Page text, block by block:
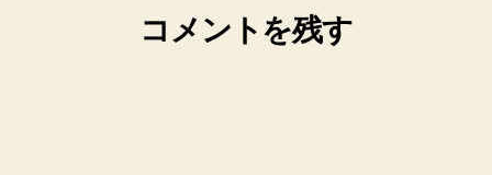
コメントを残す